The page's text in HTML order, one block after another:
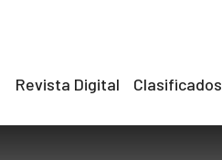
Revista Digital Clasificados